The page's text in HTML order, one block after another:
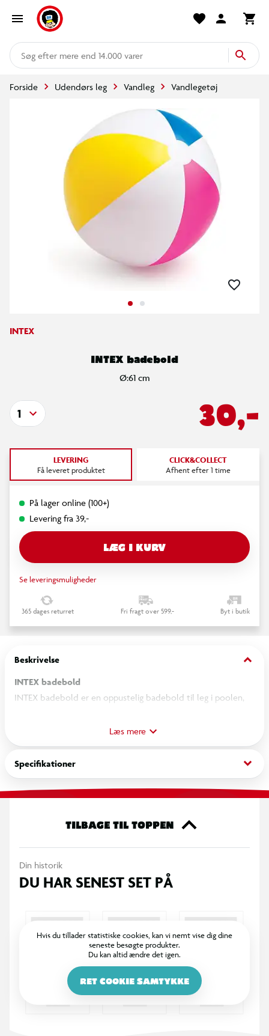
mere end 14.000 varer
Forside Udendørs leg Vandleg Vandlegetøj
INTEX
INTEX badebold
Ø:61 cm
30,-
1
LEVERING
Få leveret produktet
CLICK&COLLECT
Afhent efter 1 time
På lager online (100+)
Levering fra 39,-
LÆG I KURV
Se leveringsmuligheder
365 dages returret Fri fragt over 599,- Byt i butik
Beskrivelse keyboard_arrow_down
INTEX badebold
INTEX badebold er en oppustelig badebold til leg i poolen,
andre aktiviteter i vandet.
Badebolden pustes op gennem ventilen og kan nemt tages
med til vandaktiviteter. Den store størrelse gør den velegnet
til leg både i og uden for vandet.
Specifikationer
Diameter: 61 cm
Farver: hvid, blå, gul og pink
Læs mere
Specifikationer keyboard_arrow_down
TILBAGE TIL TOPPEN
Din historik
DU HAR SENEST SET PÅ
Hvis du tillader statistiske cookies, kan vi nemt vise dig dine
seneste besøgte produkter.
Du kan altid ændre det igen.
RET COOKIE SAMTYKKE